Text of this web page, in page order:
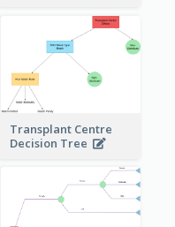
Transplant Centre
Decision Tree